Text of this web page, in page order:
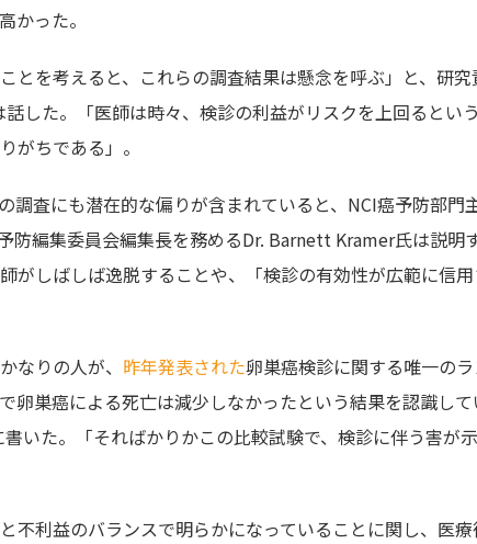
かった。
とを考えると、これらの調査結果は懸念を呼ぶ」と、研
した。「医師は時々、検診の利益がリスクを上回るという
がちである」。
調査にも潜在的な偏りが含まれていると、NCI癌予防部門
予防編集委員会編集長を務めるDr. Barnett Kramer氏は説明
がしばしば逸脱することや、「検診の有効性が広範に信用
なりの人が、 昨年発表された卵巣癌検診に関する唯一の
卵巣癌による死亡は減少しなかったという結果を認識し
いた。「そればかりかこの比較試験で、検診に伴う害が
不利益のバランスで明らかになっていることに関し、医